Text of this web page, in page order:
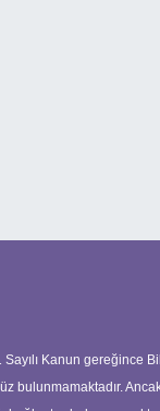
Kanun gereğince